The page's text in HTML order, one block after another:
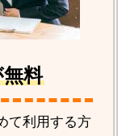
料
て利用する方